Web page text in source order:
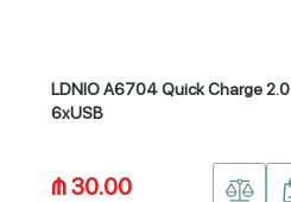
LDNIO A6704 Quick Charge 2.0
6xUSB
₼ 30.00